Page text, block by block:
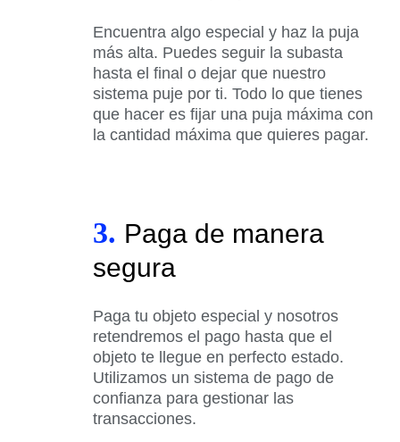
Encuentra algo especial y haz la puja
más alta. Puedes seguir la subasta
hasta el final o dejar que nuestro
sistema puje por ti. Todo lo que tienes
que hacer es fijar una puja máxima con
la cantidad máxima que quieres pagar.
3. Paga de manera
segura
Paga tu objeto especial y nosotros
retendremos el pago hasta que el
objeto te llegue en perfecto estado.
Utilizamos un sistema de pago de
confianza para gestionar las
transacciones.